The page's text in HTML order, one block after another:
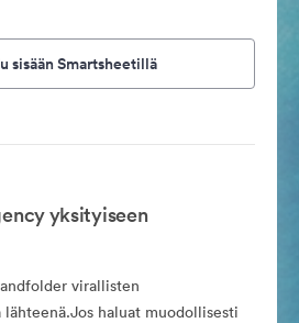
sisään Smartsheetillä
yksityiseen
virallisten
haluat muodollisesti